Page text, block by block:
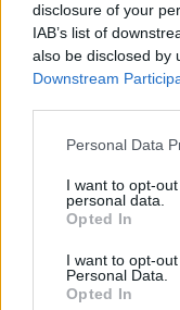
disclosure of your
IAB’s list of
also be disclosed by
Downstream
Personal Data
I want to opt-
personal data.
Opted In
I want to opt-
Personal Data.
Opted In
Εξαφάνιση
είναι τα
κινδυνεύει
21 Απριλίου 2022